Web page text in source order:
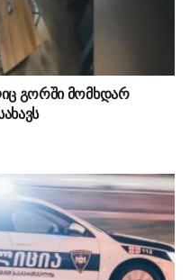
გორში მომხდარ